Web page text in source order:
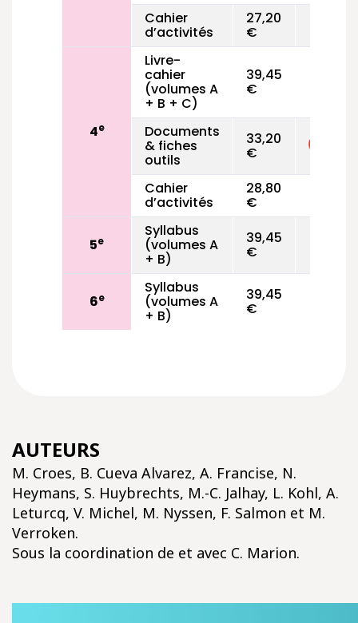
Cahier
d’activités
27,20
€
4e
Livre-
cahier
(volumes A
+ B + C)
39,45
€
Documents
& fiches
outils
33,20
€
Cahier
d’activités
28,80
€
5e
Syllabus
(volumes A
+ B)
39,45
€
6e
Syllabus
(volumes A
+ B)
39,45
€
AUTEURS
M. Croes, B. Cueva Alvarez, A. Francise, N.
Heymans, S. Huybrechts, M.-C. Jalhay, L. Kohl, A.
Leturcq, V. Michel, M. Nyssen, F. Salmon et M.
Verroken.
Sous la coordination de et avec C. Marion.